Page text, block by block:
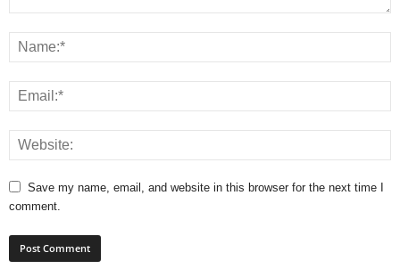
Save my name, email, and website in this browser for the next time I
comment.